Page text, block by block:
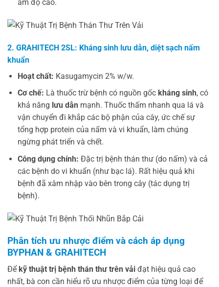
ẩm độ cao.
2. GRAHITECH 2SL: Kháng sinh lưu dẫn, diệt sạch nấm
khuẩn
Hoạt chất: Kasugamycin 2% w/w.
Cơ chế: Là thuốc trừ bệnh có nguồn gốc kháng sinh, có
khả năng lưu dẫn mạnh. Thuốc thấm nhanh qua lá và
vận chuyển đi khắp các bộ phận của cây, ức chế sự
tổng hợp protein của nấm và vi khuẩn, làm chúng
ngừng phát triển và chết.
Công dụng chính: Đặc trị bệnh thán thư (do nấm) và cả
các bệnh do vi khuẩn (như bạc lá). Rất hiệu quả khi
bệnh đã xâm nhập vào bên trong cây (tác dụng trị
bệnh).
Phân tích ưu nhược điểm và cách áp dụng
BYPHAN & GRAHITECH
Để kỹ thuật trị bệnh thán thư trên vải đạt hiệu quả cao
nhất, bà con cần hiểu rõ ưu nhược điểm của từng loại để